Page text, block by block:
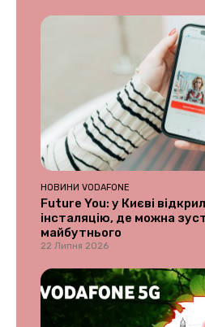
НОВИНИ VODAFONE
Future You: у Києві
інсталяцію, де можна
майбутнього
22 Липня 2026